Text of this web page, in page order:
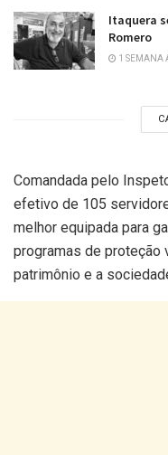
Itaquera
Romero
1 SEMANA
Comandada pelo
efetivo de 105
melhor equipada para
programas de proteção
patrimônio e a